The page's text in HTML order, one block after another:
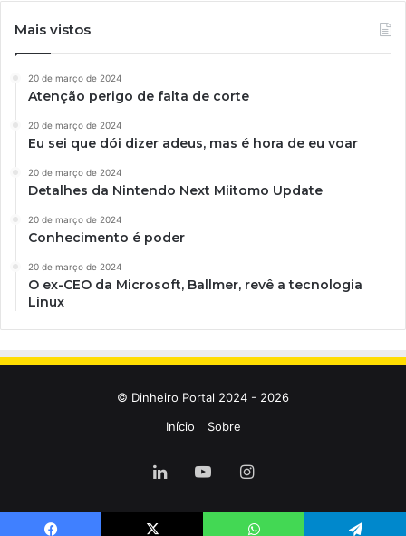
Mais vistos
20 de março de 2024
Atenção perigo de falta de corte
20 de março de 2024
Eu sei que dói dizer adeus, mas é hora de eu voar
20 de março de 2024
Detalhes da Nintendo Next Miitomo Update
20 de março de 2024
Conhecimento é poder
20 de março de 2024
O ex-CEO da Microsoft, Ballmer, revê a tecnologia
Linux
© Dinheiro Portal 2024 - 2026
Início
Sobre
LinkedinYouTubeInstagram